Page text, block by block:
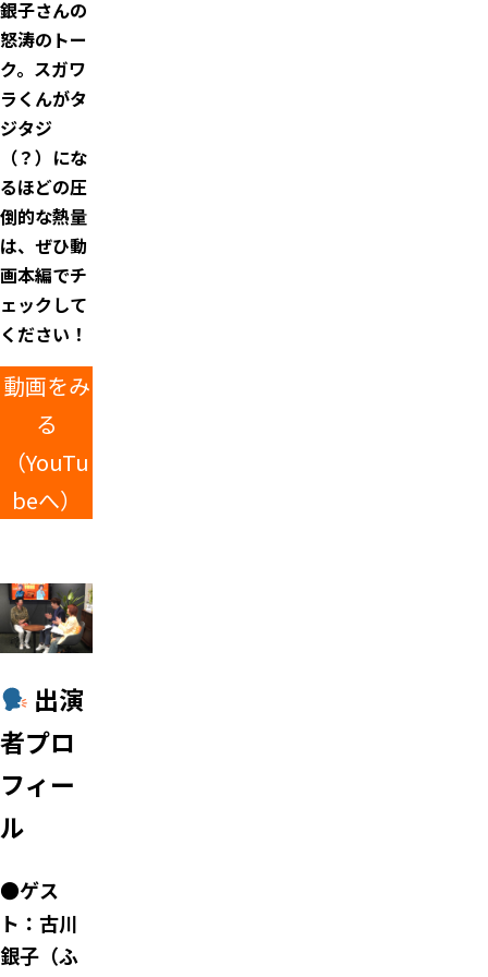
銀子さんの
怒涛のトー
ク。スガワ
ラくんがタ
ジタジ
（？）にな
るほどの圧
倒的な熱量
は、ぜひ動
画本編でチ
ェックして
ください！
動画をみ
る
（YouTu
beへ）
出演
者プロ
フィー
ル
●ゲス
ト：古川
銀子（ふ